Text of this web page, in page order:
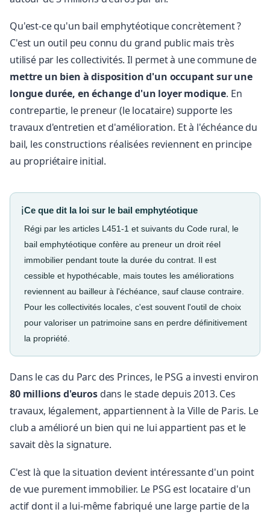
Qu'est-ce qu'un bail emphytéotique concrètement ?
C'est un outil peu connu du grand public mais très
utilisé par les collectivités. Il permet à une commune de
mettre un bien à disposition d'un occupant sur une
longue durée, en échange d'un loyer modique. En
contrepartie, le preneur (le locataire) supporte les
travaux d'entretien et d'amélioration. Et à l'échéance du
bail, les constructions réalisées reviennent en principe
au propriétaire initial.
ℹCe que dit la loi sur le bail emphytéotique
Régi par les articles L451-1 et suivants du Code rural, le
bail emphytéotique confère au preneur un droit réel
immobilier pendant toute la durée du contrat. Il est
cessible et hypothécable, mais toutes les améliorations
reviennent au bailleur à l'échéance, sauf clause contraire.
Pour les collectivités locales, c'est souvent l'outil de choix
pour valoriser un patrimoine sans en perdre définitivement
la propriété.
Dans le cas du Parc des Princes, le PSG a investi environ
80 millions d'eurosdans le stade depuis 2013. Ces
travaux, légalement, appartiennent à la Ville de Paris. Le
club a amélioré un bien qui ne lui appartient pas et le
savait dès la signature.
C'est là que la situation devient intéressante d'un point
de vue purement immobilier. Le PSG est locataire d'un
actif dont il a lui-même fabriqué une large partie de la